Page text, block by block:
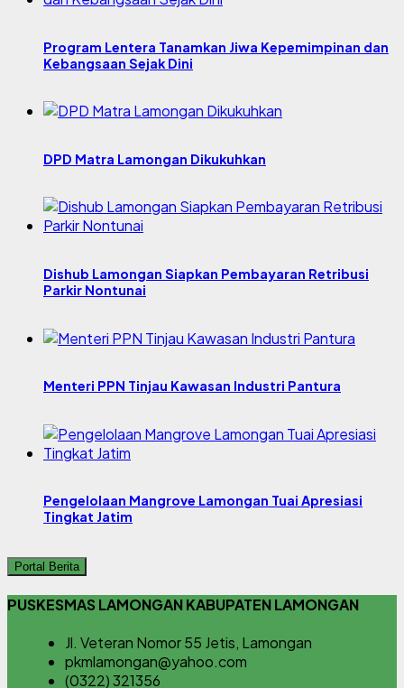
Program Lentera Tanamkan Jiwa Kepemimpinan dan
Kebangsaan Sejak Dini
DPD Matra Lamongan Dikukuhkan
Dishub Lamongan Siapkan Pembayaran Retribusi
Parkir Nontunai
Menteri PPN Tinjau Kawasan Industri Pantura
Pengelolaan Mangrove Lamongan Tuai Apresiasi
Tingkat Jatim
Portal Berita
PUSKESMAS LAMONGAN KABUPATEN LAMONGAN
Jl. Veteran Nomor 55 Jetis, Lamongan
pkmlamongan@yahoo.com
(0322) 321356